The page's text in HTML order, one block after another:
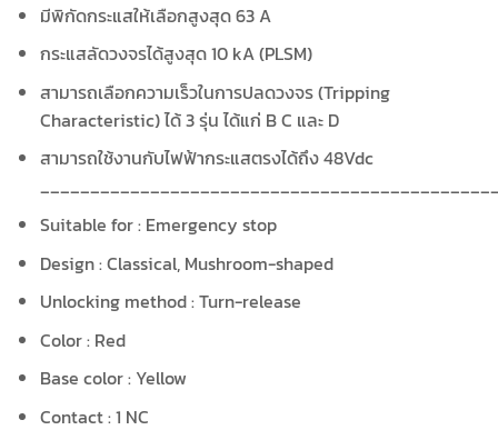
มีพิกัดกระแสให้เลือกสูงสุด 63 A
กระแสลัดวงจรได้สูงสุด 10 kA (PLSM)
สามารถเลือกความเร็วในการปลดวงจร (Tripping
Characteristic) ได้ 3 รุ่น ได้แก่ B C และ D
สามารถใช้งานกับไฟฟ้ากระแสตรงได้ถึง 48Vdc
Suitable for : Emergency stop
Design :Classical, Mushroom-shaped
Unlocking method : Turn-release
Color : Red
Base color : Yellow
Contact : 1 NC